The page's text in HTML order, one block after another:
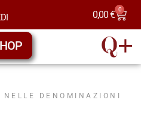
0,00€ 0
DENOMINAZIONI